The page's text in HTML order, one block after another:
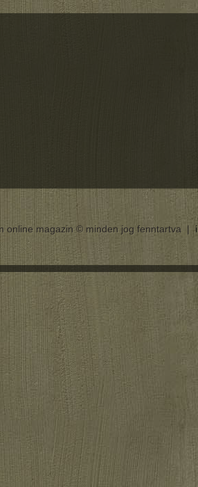
online magazin © minden jog fenntartva |